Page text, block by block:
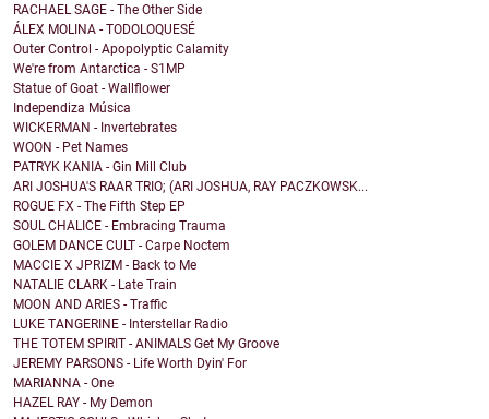
RACHAEL SAGE - The Other Side
ÁLEX MOLINA - TODOLOQUESÉ
Outer Control - Apopolyptic Calamity
We're from Antarctica - S1MP
Statue of Goat - Wallflower
Independiza Música
WICKERMAN - Invertebrates
WOON - Pet Names
PATRYK KANIA - Gin Mill Club
ARI JOSHUA'S RAAR TRIO; (ARI JOSHUA, RAY PACZKOWSK...
ROGUE FX - The Fifth Step EP
SOUL CHALICE - Embracing Trauma
GOLEM DANCE CULT - Carpe Noctem
MACCIE X JPRIZM - Back to Me
NATALIE CLARK - Late Train
MOON AND ARIES - Traffic
LUKE TANGERINE - Interstellar Radio
THE TOTEM SPIRIT - ANIMALS Get My Groove
JEREMY PARSONS - Life Worth Dyin' For
MARIANNA - One
HAZEL RAY - My Demon